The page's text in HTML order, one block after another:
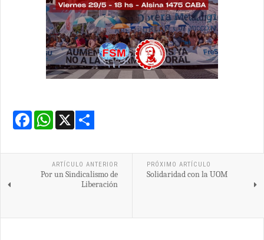
Facebook
WhatsApp
ARTÍCULO ANTERIOR
Por un Sindicalismo de
Liberación
PRÓXIMO ARTÍCULO
Solidaridad con la UOM